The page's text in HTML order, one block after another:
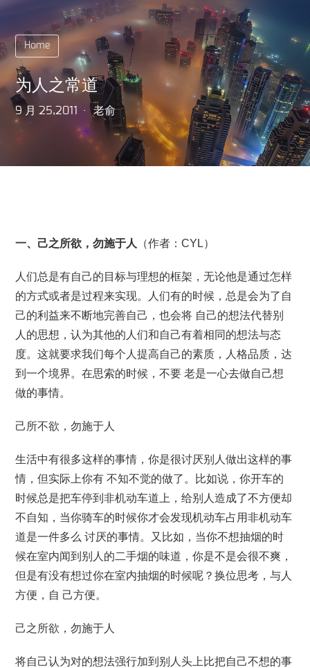
Home
为人之常道
9 月 25,2011 老俞
一、己之所欲，勿施于人 （作者：CYL）
人们总是有自己的目标与理想的框架，无论他是通过怎样
的方式或者是过程来实现。人们有的时候，总是会为了自
己的利益来不断地完善自己，也会将 自己的想法代替别
人的思想，认为其他的人们和自己有着相同的想法与态
度。这就要求我们每个人提高自己的素质，人格品质，达
到一个境界。在思索的时候，不要 老是一心去做自己想
做的事情。
己所不欲，勿施于人
生活中有很多这样的事情，你是很讨厌别人做出这样的事
情，但实际上你有 不知不觉的做了。比如说，你开车的
时候总是把车停到非机动车道上，给别人造成了不方便却
不自知，当你骑车的时候你才会发现机动车占用非机动车
道是一件多么 讨厌的事情。又比如，当你不想抽烟的时
候在室内闻到别人的二手烟的味道，你是不是会很不爽，
但是有没有想过你在室内抽烟的时候呢？换位思考，与人
方便，自 己方便。
己之所欲，勿施于人
将自己认为对的想法强行加到别人头上比把自己不想的事